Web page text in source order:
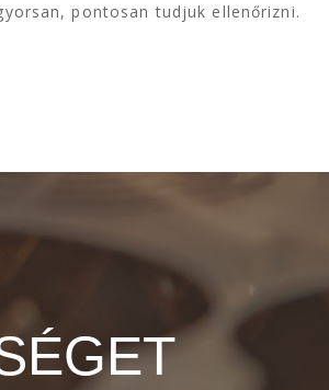
pontosan tudjuk ellenőrizni.